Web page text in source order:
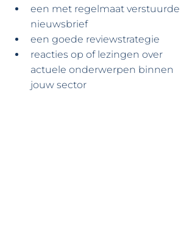
een met regelmaat verstuurde
nieuwsbrief
een goede reviewstrategie
reacties op of lezingen over
actuele onderwerpen binnen
jouw sector